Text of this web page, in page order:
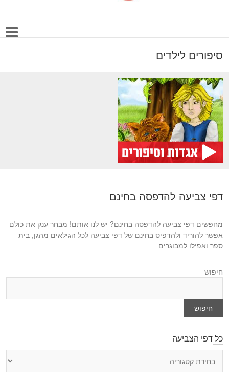
סיפורים לילדים
דפי צביעה להדפסה בחינם
מחפשים דפי צביעה להדפסה בחינם? יש לנו אותם! מבחר ענק את כולם
אפשר להוריד ולהדפיס בחינם של דפי צביעה לכל הגילאים מהגן, בית
ספר ואפילו למבוגרים
חיפוש
חיפוש
כל דפי הצביעה